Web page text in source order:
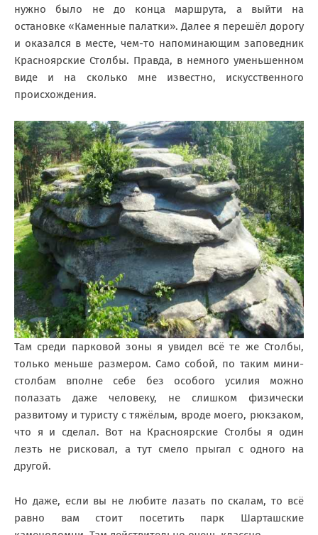
нужно было не до конца маршрута, а выйти на
остановке «Каменные палатки». Далее я перешёл дорогу
и оказался в месте, чем-то напоминающим заповедник
Красноярские Столбы. Правда, в немного уменьшенном
виде и на сколько мне известно, искусственного
происхождения.
Там среди парковой зоны я увидел всё те же Столбы,
только меньше размером. Само собой, по таким мини-
столбам вполне себе без особого усилия можно
полазать даже человеку, не слишком физически
развитому и туристу с тяжёлым, вроде моего, рюкзаком,
что я и сделал. Вот на Красноярские Столбы я один
лезть не рисковал, а тут смело прыгал с одного на
другой.
Но даже, если вы не любите лазать по скалам, то всё
равно вам стоит посетить парк Шарташские